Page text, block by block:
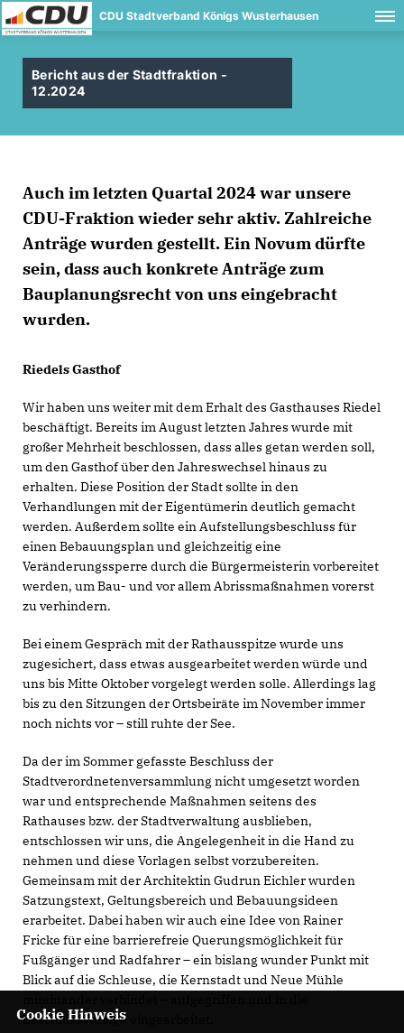
CDU Stadtverband Königs Wusterhausen
Bericht aus der Stadtfraktion -
12.2024
Auch im letzten Quartal 2024 war unsere
CDU-Fraktion wieder sehr aktiv. Zahlreiche
Anträge wurden gestellt. Ein Novum dürfte
sein, dass auch konkrete Anträge zum
Bauplanungsrecht von uns eingebracht
wurden.
Riedels Gasthof
Wir haben uns weiter mit dem Erhalt des Gasthauses Riedel
beschäftigt. Bereits im August letzten Jahres wurde mit
großer Mehrheit beschlossen, dass alles getan werden soll,
um den Gasthof über den Jahreswechsel hinaus zu
erhalten. Diese Position der Stadt sollte in den
Verhandlungen mit der Eigentümerin deutlich gemacht
werden. Außerdem sollte ein Aufstellungsbeschluss für
einen Bebauungsplan und gleichzeitig eine
Veränderungssperre durch die Bürgermeisterin vorbereitet
werden, um Bau- und vor allem Abrissmaßnahmen vorerst
zu verhindern.
Bei einem Gespräch mit der Rathausspitze wurde uns
zugesichert, dass etwas ausgearbeitet werden würde und
uns bis Mitte Oktober vorgelegt werden solle. Allerdings lag
bis zu den Sitzungen der Ortsbeiräte im November immer
noch nichts vor – still ruhte der See.
Da der im Sommer gefasste Beschluss der
Stadtverordnetenversammlung nicht umgesetzt worden
war und entsprechende Maßnahmen seitens des
Rathauses bzw. der Stadtverwaltung ausblieben,
entschlossen wir uns, die Angelegenheit in die Hand zu
nehmen und diese Vorlagen selbst vorzubereiten.
Gemeinsam mit der Architektin Gudrun Eichler wurden
Satzungstext, Geltungsbereich und Bebauungsideen
erarbeitet. Dabei haben wir auch eine Idee von Rainer
Fricke für eine barrierefreie Querungsmöglichkeit für
Fußgänger und Radfahrer – ein bislang wunder Punkt mit
Blick auf die Schleuse, die Kernstadt und Neue Mühle
Beschlussvorlage eingearbeitet.
Cookie Hinweis